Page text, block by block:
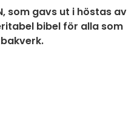
som gavs ut i höstas av
bibel för alla som